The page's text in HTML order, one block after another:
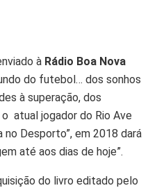
à Rádio Boa Nova
do futebol… dos sonhos
à superação, dos
atual jogador do Rio Ave
no Desporto”, em 2018 dará
até aos dias de hoje”.
do livro editado pelo